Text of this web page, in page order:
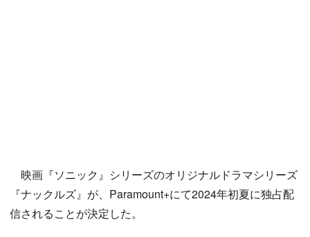
映画『ソニック』シリーズのオリジナルドラマシリーズ
『ナックルズ』が、Paramount+にて2024年初夏に独占配
信されることが決定した。